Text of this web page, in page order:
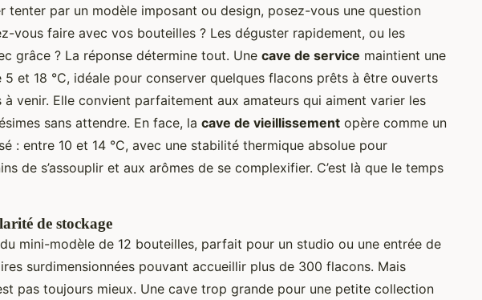
tenter par un modèle imposant ou design, posez-vous une question
vous faire avec vos bouteilles ? Les déguster rapidement, ou les
grâce ? La réponse détermine tout. Une cave de service maintient une
et 18 °C, idéale pour conserver quelques flacons prêts à être ouverts
à venir. Elle convient parfaitement aux amateurs qui aiment varier les
sans attendre. En face, la cave de vieillissement opère comme un
: entre 10 et 14 °C, avec une stabilité thermique absolue pour
de s’assouplir et aux arômes de se complexifier. C’est là que le temps
de stockage
mini-modèle de 12 bouteilles, parfait pour un studio ou une entrée de
surdimensionnées pouvant accueillir plus de 300 flacons. Mais
pas toujours mieux. Une cave trop grande pour une petite collection